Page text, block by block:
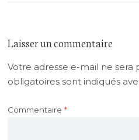
Laisser un commentaire
Votre adresse e-mail ne sera
obligatoires sont indiqués
Commentaire*